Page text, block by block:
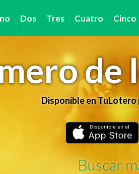
Dos Tres Cuatro Cinco
de
Disponible en TuLotero
Buscar